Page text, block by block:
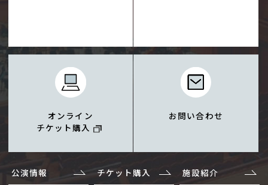
オンライン
チケット購入
お問い合わせ
公演情報 チケット購入 施設紹介